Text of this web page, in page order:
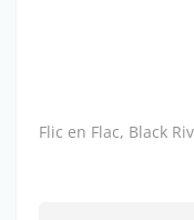
Flic en Flac, Black